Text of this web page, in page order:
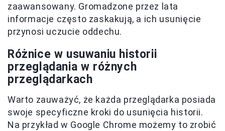
zaawansowany. Gromadzone przez lata
informacje często zaskakują, a ich usunięcie
przynosi uczucie oddechu.
Różnice w usuwaniu historii
przeglądania w różnych
przeglądarkach
Warto zauważyć, że każda przeglądarka posiada
swoje specyficzne kroki do usunięcia historii.
Na przykład w Google Chrome możemy to zrobić